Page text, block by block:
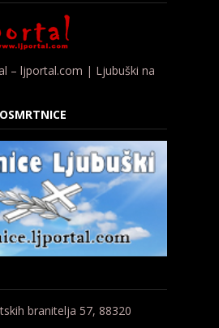
– ljportal.com | Ljubuški na
branitelja 57, 88320